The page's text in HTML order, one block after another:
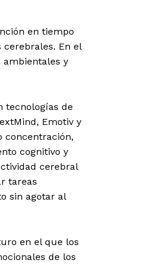
en tiempo
En el
y
tecnologías de
Emotiv y
concentración,
cognitivo y
cerebral
tareas
sin agotar al
en el que los
de los